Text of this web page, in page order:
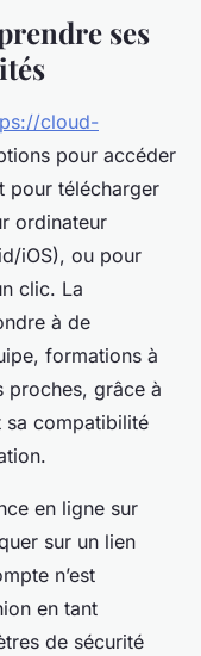
ses
cloud-
pour accéder
pour télécharger
ordinateur
iOS), ou pour
clic. La
à de
formations à
proches, grâce à
sa compatibilité
en ligne sur
sur un lien
n’est
en tant
de sécurité